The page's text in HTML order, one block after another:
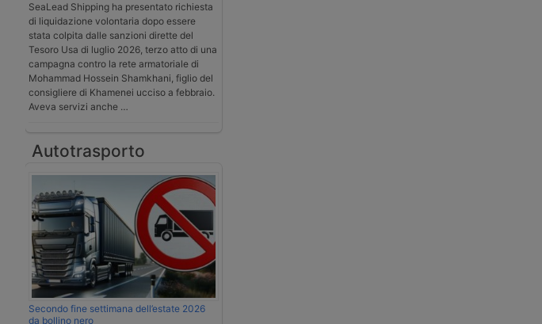
SeaLead Shipping ha presentato richiesta
di liquidazione volontaria dopo essere
stata colpita dalle sanzioni dirette del
Tesoro Usa di luglio 2026, terzo atto di una
campagna contro la rete armatoriale di
Mohammad Hossein Shamkhani, figlio del
consigliere di Khamenei ucciso a febbraio.
Aveva servizi anche …
Autotrasporto
Secondo fine settimana dell’estate 2026
da bollino nero